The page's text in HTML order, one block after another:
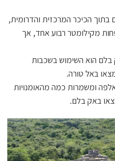
בתוך הכיכר המרכזית והדרומית,
מקילומטר רבוע אחד, אך
הוא השימוש בשכבות
באל טורה.
ומשמרות כמה מהאומנויות
באק בלם.